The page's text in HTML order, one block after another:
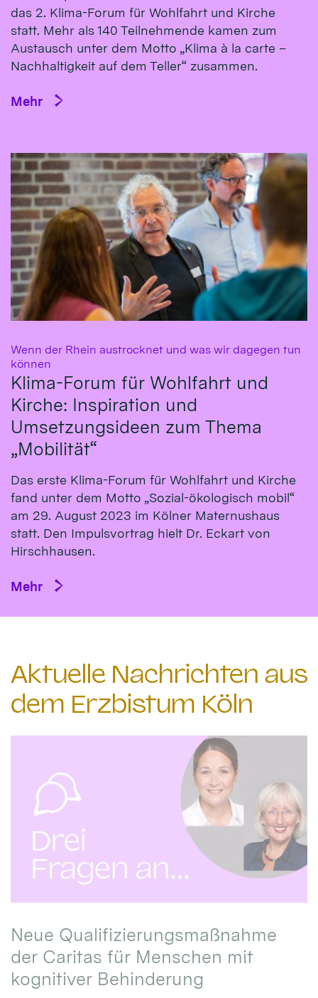
das 2. Klima-Forum für Wohlfahrt und Kirche
statt. Mehr als 140 Teilnehmende kamen zum
Austausch unter dem Motto „Klima à la carte –
Nachhaltigkeit auf dem Teller“ zusammen.
Mehr
Wenn der Rhein austrocknet und was wir dagegen tun
können
Klima-Forum für Wohlfahrt und
Kirche: Inspiration und
Umsetzungsideen zum Thema
„Mobilität“
Das erste Klima-Fo­rum für Wohl­fahrt und Kirche
fand un­ter dem Mot­to „So­zial-öko­logisch mo­bil“
am 29. Au­gust 2023 im Köl­ner Ma­ternus­haus
statt. Den Impulsvortrag hielt Dr. Eckart von
Hirsch­hausen.
Mehr
Aktuelle Nachrichten aus
dem Erzbistum Köln
Neue Qualifizierungsmaßnahme
der Caritas für Menschen mit
kognitiver Behinderung